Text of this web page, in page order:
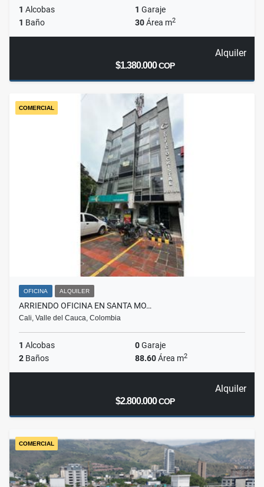
1 Alcobas 1 Garaje
1 Baño 30Área m2
Alquiler
$1.380.000COP
COMERCIAL
OFICINA ALQUILER
ARRIENDO OFICINA EN SANTA MO…
Cali, Valle del Cauca, Colombia
1 Alcobas 0Garaje
2 Baños 88.60Área m2
Alquiler
$2.800.000COP
COMERCIAL